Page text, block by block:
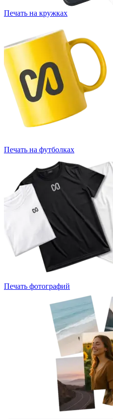
Печать на кружках
Печать на футболках
Печать фотографий